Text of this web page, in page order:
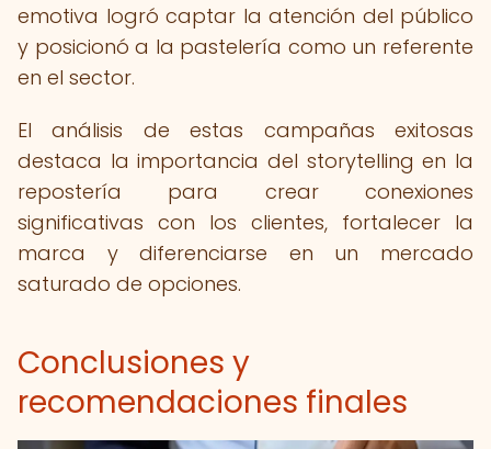
emotiva logró captar la atención del público
y posicionó a la pastelería como un referente
en el sector.
El análisis de estas campañas exitosas
destaca la importancia del storytelling en la
repostería para crear conexiones
significativas con los clientes, fortalecer la
marca y diferenciarse en un mercado
saturado de opciones.
Conclusiones y
recomendaciones finales